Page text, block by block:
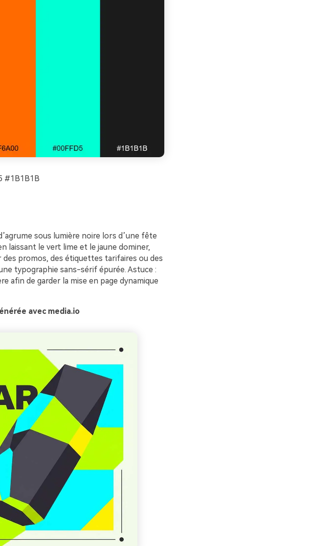
#1B1B1B
sous lumière noire lors d’une fête
laissant le vert lime et le jaune dominer,
promos, des étiquettes tarifaires ou des
typographie sans-sérif épurée. Astuce :
afin de garder la mise en page dynamique
avec media.io